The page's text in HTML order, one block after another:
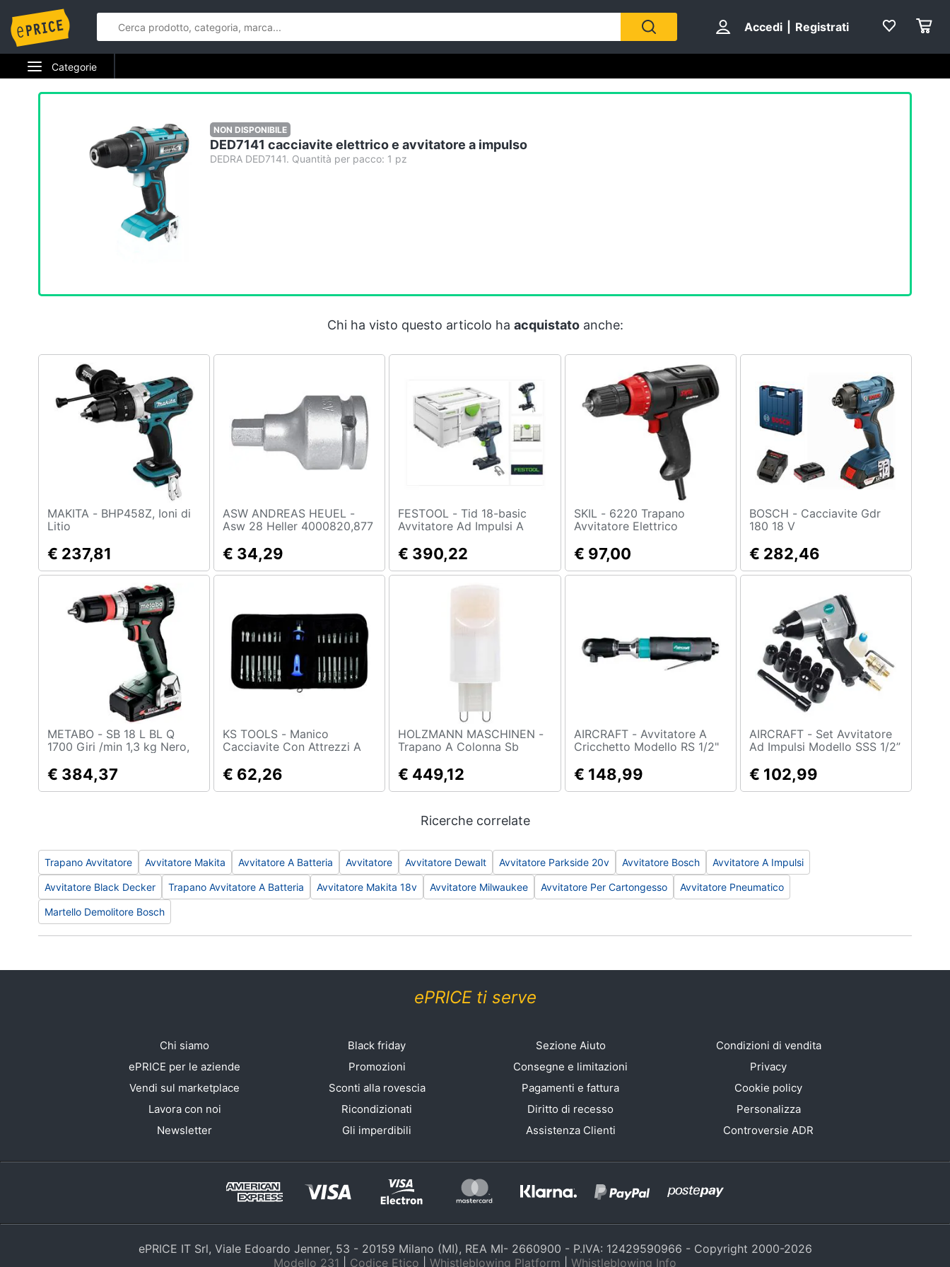
Accedi Registrati
Categorie
Elettrodomestici
Telefonia
Tv e Home Cinema
Brico e Giardinaggio
Salute e igiene
Prima infanzia
Casalinghi
Abbigliamento
Libri, cd e dvd
Promozioni
NON DISPONIBILE
DED7141 cacciavite elettrico e avvitatore a impulso
DEDRA DED7141. Quantità per pacco: 1 pz
Chi ha visto questo articolo ha acquistatoanche:
MAKITA - BHP458Z, Ioni di
Litio
€ 237,81
ASW ANDREAS HEUEL -
Asw 28 Heller 4000820,877
Ad Impulsi Forma G125, Da
Interno 6kt
€ 34,29
FESTOOL - Tid 18-basic
Avvitatore Ad Impulsi A
(576481) - Senza Batterie,
Senza Caricabatterie
€ 390,22
SKIL - 6220 Trapano
Avvitatore Elettrico
€ 97,00
BOSCH - Cacciavite Gdr
180 18 V
€ 282,46
METABO - SB 18 L BL Q
1700 Giri /min 1,3 kg Nero,
€ 384,37
KS TOOLS - Manico
Cacciavite Con Attrezzi A
Pz
€ 62,26
HOLZMANN MASCHINEN -
Trapano A Colonna Sb
Totale 800 Mm 400 V
€ 449,12
AIRCRAFT - Avvitatore A
Cricchetto Modello RS 1/2"
160 Rpm
€ 148,99
AIRCRAFT - Set Avvitatore
Ad Impulsi Modello SSS 1/2”
€ 102,99
Ricerche correlate
Trapano Avvitatore Avvitatore Makita Avvitatore A Batteria Avvitatore Avvitatore Dewalt Avvitatore Parkside 20v Avvitatore Bosch Avvitatore A Impulsi
Avvitatore Black Decker Trapano Avvitatore A Batteria Avvitatore Makita 18v Avvitatore Milwaukee Avvitatore Per Cartongesso Avvitatore Pneumatico
Martello Demolitore Bosch
ePRICE ti serve
Chi siamo
ePRICE per le aziende
Vendi sul marketplace
Lavora con noi
Newsletter
Black friday
Promozioni
Sconti alla rovescia
Ricondizionati
Gli imperdibili
Sezione Aiuto
Consegne e limitazioni
Pagamenti e fattura
Diritto di recesso
Assistenza Clienti
Condizioni di vendita
Privacy
Cookie policy
Personalizza
Controversie ADR
ePRICE IT Srl, Viale Edoardo Jenner, 53 - 20159 Milano (MI), REA MI- 2660900 - P.IVA: 12429590966 - Copyright 2000-2026
Modello 231
Codice Etico Whistleblowing Platform Whistleblowing Info